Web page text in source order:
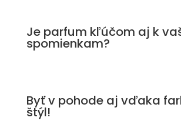
Je parfum kľúčom aj k
spomienkam?
Byť v pohode aj vďaka
štýl!